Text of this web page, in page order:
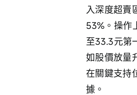
入深度超賣
53%。操作
至33.3元第
如股價放量
在關鍵支持
據。